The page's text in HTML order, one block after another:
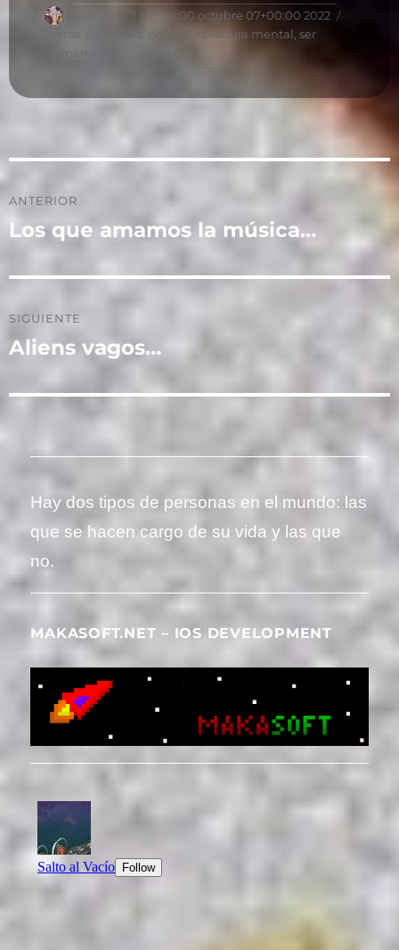
Publicado
7 07+00:00 octubre 07+00:00 2022
Etiquetaspolítica ralladura mental, ser
humano
Navegación
de
entradas
ANTERIOR
Entrada
Los que amamos la música…
SIGUIENTE
Entrada
Aliens vagos…
Hay dos tipos de personas en el mundo: las
que se hacen cargo de su vida y las que
no.
MAKASOFT.NET – IOS DEVELOPMENT